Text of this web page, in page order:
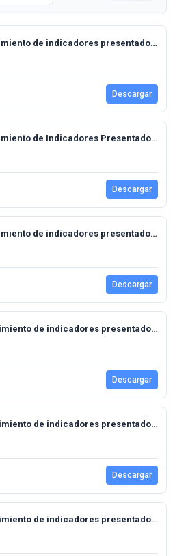
2F011C1 Seguimiento de indicadores presentados al Honorable Congreso del Estado mes de septiembre 2024
Descargar
2F011C1 Seguimiento de Indicadores Presentados al Honorable Congreso del Estado Noviembre 2024
Descargar
2F011C1 Seguimiento de indicadores presentados al Honorable Congreso del Estado Tercer Trimestre 2024
Descargar
2K028D1 Seguimiento de indicadores presentados al Honorable Congreso del Estado mes de agosto 2024
Descargar
2K028D1 Seguimiento de indicadores presentados al Honorable Congreso del Estado mes de julio 2024
Descargar
2K028D1 Seguimiento de indicadores presentados al Honorable Congreso del Estado mes de octubre 2024